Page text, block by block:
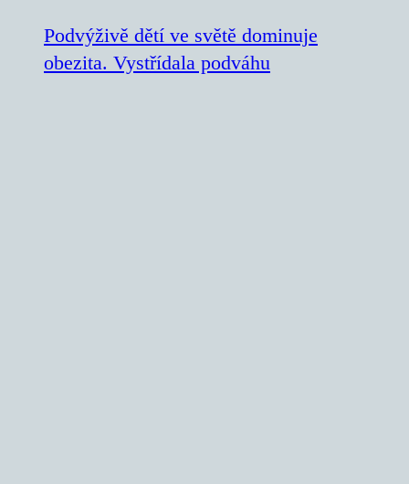
Podvýživě dětí ve světě dominuje
obezita. Vystřídala podváhu